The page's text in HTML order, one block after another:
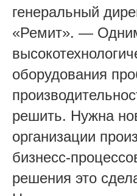
генеральный
«Ремит». —
оборудования
решить. Нужна
организации
бизнесс-
решения это